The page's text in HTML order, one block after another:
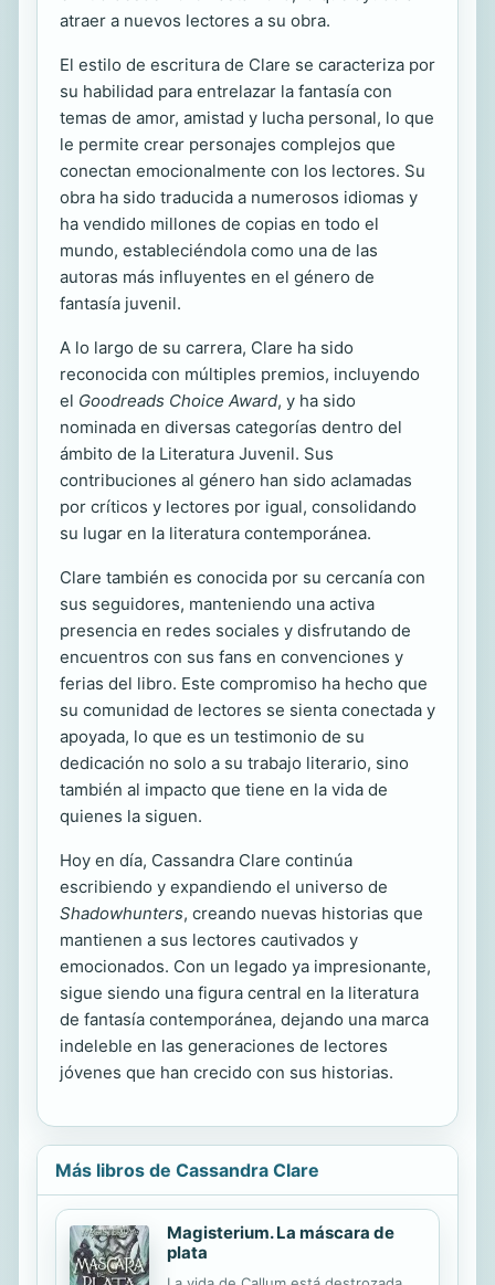
atraer a nuevos lectores a su obra.
El estilo de escritura de Clare se caracteriza por
su habilidad para entrelazar la fantasía con
temas de amor, amistad y lucha personal, lo que
le permite crear personajes complejos que
conectan emocionalmente con los lectores. Su
obra ha sido traducida a numerosos idiomas y
ha vendido millones de copias en todo el
mundo, estableciéndola como una de las
autoras más influyentes en el género de
fantasía juvenil.
A lo largo de su carrera, Clare ha sido
reconocida con múltiples premios, incluyendo
el Goodreads Choice Award, y ha sido
nominada en diversas categorías dentro del
ámbito de la Literatura Juvenil. Sus
contribuciones al género han sido aclamadas
por críticos y lectores por igual, consolidando
su lugar en la literatura contemporánea.
Clare también es conocida por su cercanía con
sus seguidores, manteniendo una activa
presencia en redes sociales y disfrutando de
encuentros con sus fans en convenciones y
ferias del libro. Este compromiso ha hecho que
su comunidad de lectores se sienta conectada y
apoyada, lo que es un testimonio de su
dedicación no solo a su trabajo literario, sino
también al impacto que tiene en la vida de
quienes la siguen.
Hoy en día, Cassandra Clare continúa
escribiendo y expandiendo el universo de
Shadowhunters, creando nuevas historias que
mantienen a sus lectores cautivados y
emocionados. Con un legado ya impresionante,
sigue siendo una figura central en la literatura
de fantasía contemporánea, dejando una marca
indeleble en las generaciones de lectores
jóvenes que han crecido con sus historias.
Más libros de Cassandra Clare
Magisterium. La máscara de
plata